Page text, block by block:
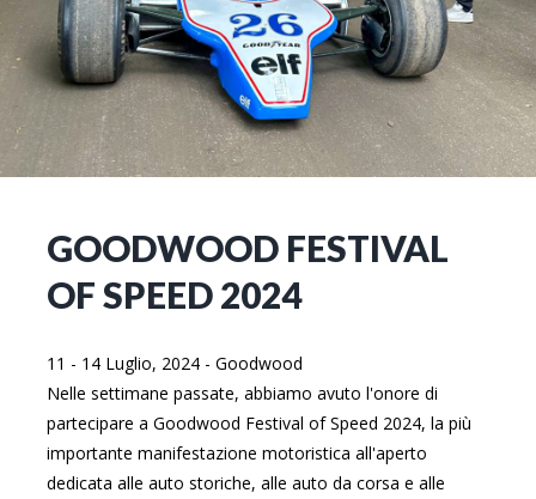
GOODWOOD FESTIVAL
OF SPEED 2024
11 - 14 Luglio, 2024 - Goodwood
Nelle settimane passate, abbiamo avuto l'onore di
partecipare a Goodwood Festival of Speed 2024, la più
importante manifestazione motoristica all'aperto
dedicata alle auto storiche, alle auto da corsa e alle